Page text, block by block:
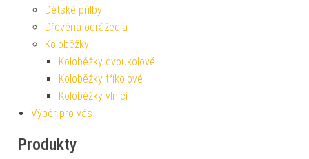
Dětské přilby
Dřevěná odrážedla
Koloběžky
Koloběžky dvoukolové
Koloběžky tříkolové
Koloběžky vlnící
Výběr pro vás
Produkty